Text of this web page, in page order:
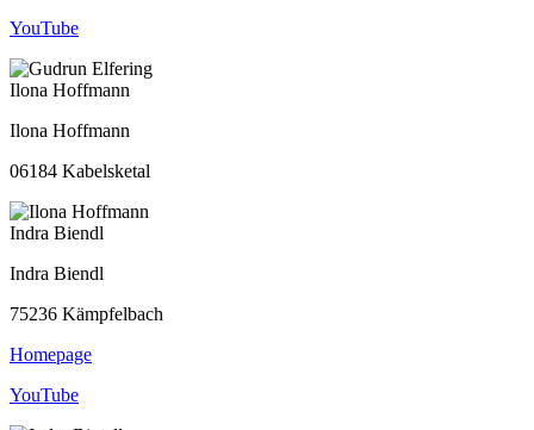
YouTube
Ilona Hoffmann
Ilona Hoffmann
06184 Kabelsketal
Indra Biendl
Indra Biendl
75236 Kämpfelbach
Homepage
YouTube